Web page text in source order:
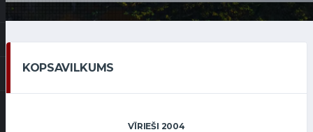
KOPSAVILKUMS
VĪRIEŠI 2004